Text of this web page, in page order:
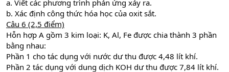
a. Viết các phương trình phản ứng xảy ra.
b. Xác định công thức hóa học của oxit sắt.
Câu 6 (2,5 điểm)
Hỗn hợp A gồm 3 kim loại: K, Al, Fe được chia thành 3 phần
bằng nhau:
Phần 1 cho tác dụng với nước dư thu được 4,48 lít khí.
Phần 2 tác dụng với dung dịch KOH dư thu được 7,84 lít khí.